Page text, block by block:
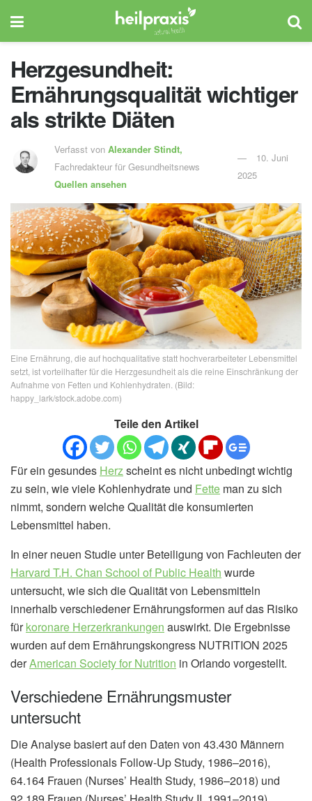
Herzgesundheit:
Ernährungsqualität wichtiger
als strikte Diäten
Verfasst von Alexander Stindt,
Fachredakteur für Gesundheitsnews
Quellen ansehen
10. Juni
2025
Eine Ernährung, die auf hochqualitative statt hochverarbeiteter Lebensmittel
setzt, ist vorteilhafter für die Herzgesundheit als die reine Einschränkung der
Aufnahme von Fetten und Kohlenhydraten. (Bild:
happy_lark/stock.adobe.com)
Teile den Artikel
Für ein gesundes Herzscheint es nicht unbedingt wichtig
zu sein, wie viele Kohlenhydrate und Fette man zu sich
nimmt, sondern welche Qualität die konsumierten
Lebensmittel haben.
In einer neuen Studie unter Beteiligung von Fachleuten der
Harvard T.H. Chan School of Public Health wurde
untersucht, wie sich die Qualität von Lebensmitteln
innerhalb verschiedener Ernährungsformen auf das Risiko
fürkoronare Herzerkrankungen auswirkt. Die Ergebnisse
wurden auf dem Ernährungskongress NUTRITION 2025
derAmerican Society for Nutrition in Orlando vorgestellt.
Verschiedene Ernährungsmuster
untersucht
Die Analyse basiert auf den Daten von 43.430 Männern
(Health Professionals Follow-Up Study, 1986–2016),
64.164 Frauen (Nurses’ Health Study, 1986–2018) und